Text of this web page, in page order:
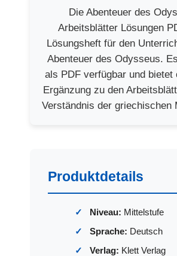
Die Abenteuer des
Arbeitsblätter Lösungen
Lösungsheft für den
Abenteuer des Odysseus.
als PDF verfügbar und bietet
Ergänzung zu den
Verständnis der griechischen
Produktdetails
Niveau: Mittelstufe
Sprache: Deutsch
Verlag: Klett Verlag